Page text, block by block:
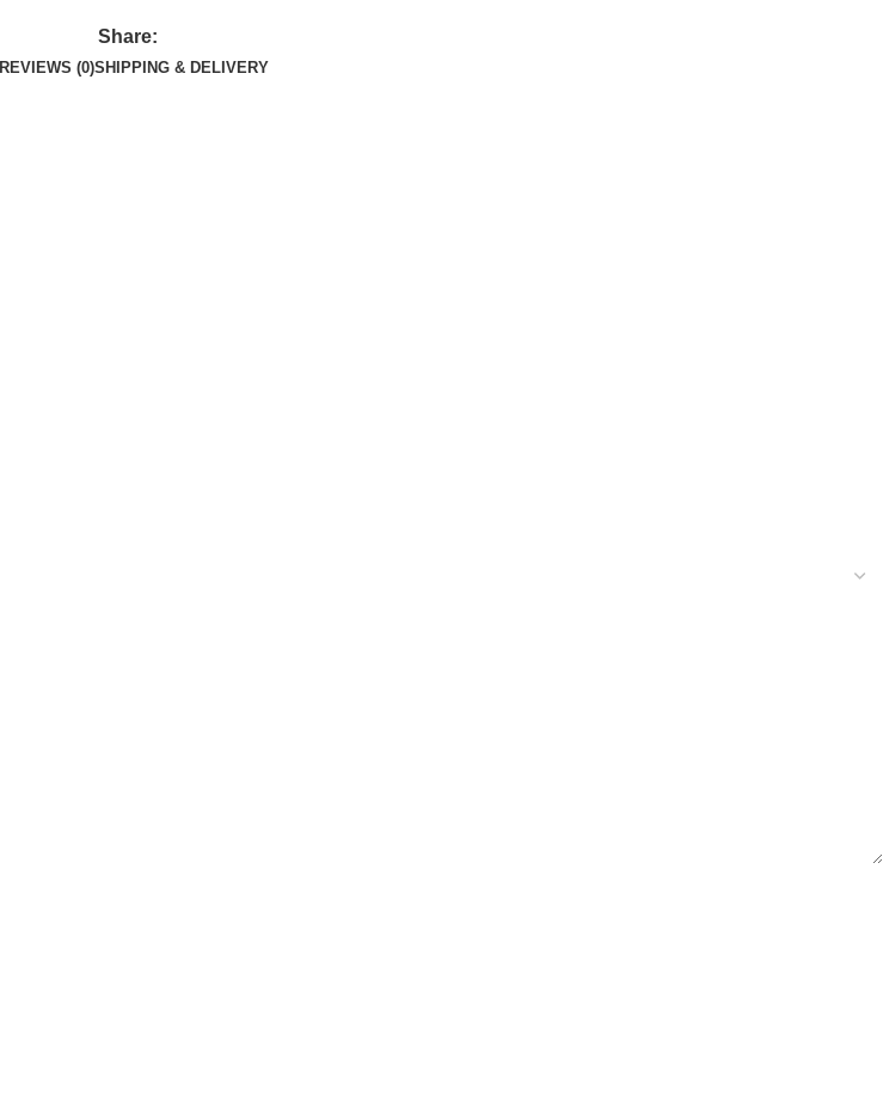
Share:
REVIEWS (0)SHIPPING & DELIVERY